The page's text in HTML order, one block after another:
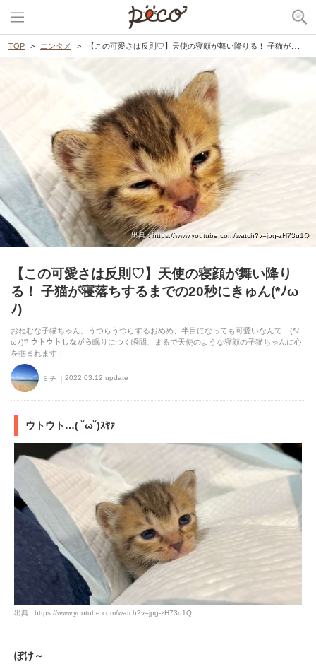
TOP エンタメ 【この可愛さは反則♡】天使の寝顔が舞い降りる！ 子猫が寝落ちするまでの20秒にきゅん(*ﾉωﾉ)
出典 : https://www.youtube.com/watch?v=jpg-zH73u1Q
【この可愛さは反則♡】天使の寝顔が舞い降り
る！ 子猫が寝落ちするまでの20秒にきゅん(*ﾉω
ﾉ)
おねむな子猫ちゃん。うつらうつらするおめめ、半目になっても可愛いなんて…(*ﾉ
ωﾉ)♡ ウトウトしながら眠りにつく瞬間、まるで天使のような寝顔の子猫ちゃんに心
を掴まれます！
ミチ 2022.03.12 update
ウトウト…( ˘ω˘)ｽﾔｧ
出典 : https://www.youtube.com/watch?v=jpg-zH73u1Q
ぽけ～